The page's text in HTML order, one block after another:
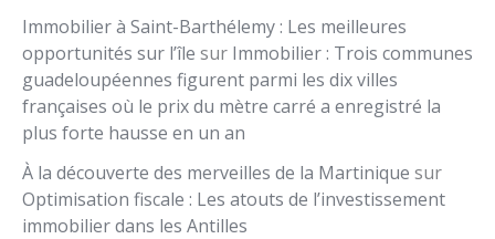
Immobilier à Saint-Barthélemy : Les meilleures
opportunités sur l’île sur Immobilier : Trois communes
guadeloupéennes figurent parmi les dix villes
françaises où le prix du mètre carré a enregistré la
plus forte hausse en un an
À la découverte des merveilles de la Martinique sur
Optimisation fiscale : Les atouts de l’investissement
immobilier dans les Antilles